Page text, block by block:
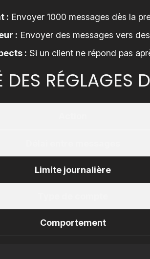
: Envoyer 1000 messages dès la
: Envoyer des messages vers
: Si un client ne répond pas
DES RÉGLAGES
Limite journalière
Comportement